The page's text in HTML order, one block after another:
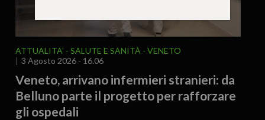
ATTUALITA' SALUTE E SANITÀ
VENETO
3 Agosto 2026 - 16.06
Veneto, arrivano infermieri stranieri: da
Belluno parte il progetto per rafforzare
gli ospedali